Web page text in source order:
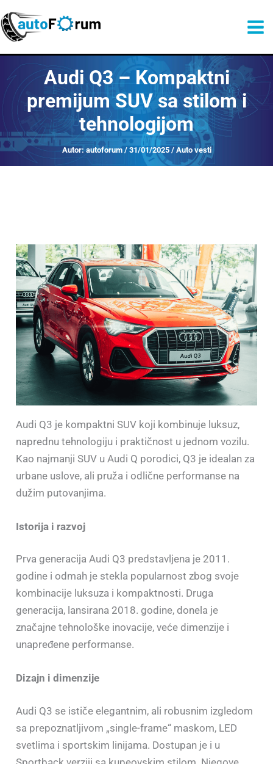
на
садржај
Audi Q3 – Kompaktni
premijum SUV sa stilom i
tehnologijom
Autor: autoforum / 31/01/2025 / Auto vesti
Audi Q3 je kompaktni SUV koji kombinuje luksuz,
naprednu tehnologiju i praktičnost u jednom vozilu.
Kao najmanji SUV u Audi Q porodici, Q3 je idealan za
urbane uslove, ali pruža i odlične performanse na
dužim putovanjima.
Istorija i razvoj
Prva generacija Audi Q3 predstavljena je 2011.
godine i odmah je stekla popularnost zbog svoje
kombinacije luksuza i kompaktnosti. Druga
generacija, lansirana 2018. godine, donela je
značajne tehnološke inovacije, veće dimenzije i
unapređene performanse.
Dizajn i dimenzije
Audi Q3 se ističe elegantnim, ali robusnim izgledom
sa prepoznatljivom „single-frame“ maskom, LED
svetlima i sportskim linijama. Dostupan je i u